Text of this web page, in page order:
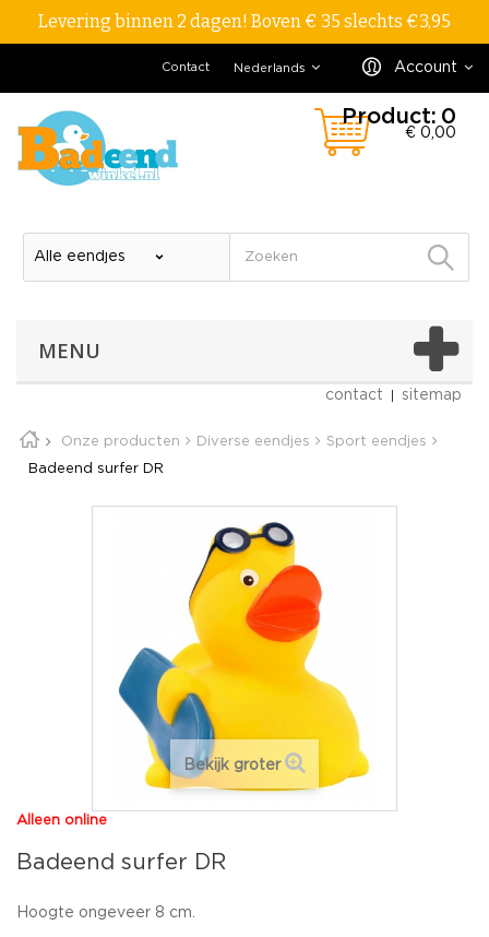
Levering binnen 2 dagen! Boven € 35 slechts €3,95
Account
Nederlands
Contact
Product: 0
€ 0,00
MENU
contact sitemap
Onze producten Diverse eendjes Sport eendjes
Badeend surfer DR
Bekijk groter
Alleen online
Badeend surfer DR
Hoogte ongeveer 8 cm.